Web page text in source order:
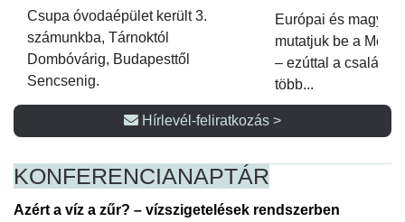
Csupa óvodaépület került 3.
számunkba, Tárnoktól
Dombóvárig, Budapesttől
Sencsenig.
Európai és magyar
mutatjuk be a
– ezúttal a családi
több...
Hírlevél-feliratkozás >
KONFERENCIANAPTÁR
Azért a víz a zűr? – vízszigetelések rendszerben